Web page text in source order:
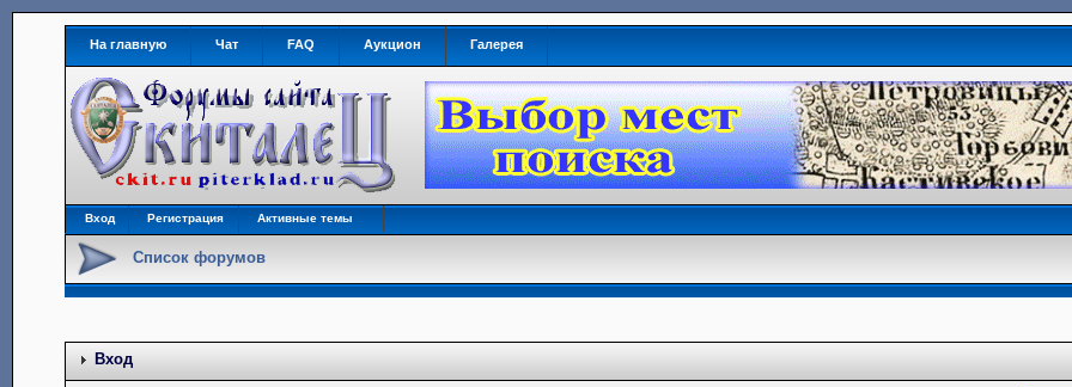
На главную Чат FAQ Аукцион Галерея
Вход Регистрация Активные темы
Список форумов
Вход